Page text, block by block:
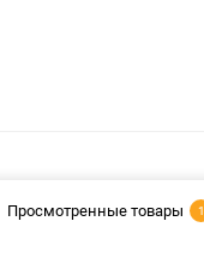
Просмотренные товары 1